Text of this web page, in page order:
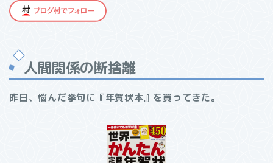
人間関係の断捨離
昨日、悩んだ挙句に『年賀状本』を買ってきた。